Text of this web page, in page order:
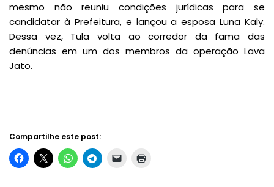
mesmo não reuniu condições jurídicas para se
candidatar à Prefeitura, e lançou a esposa Luna Kaly.
Dessa vez, Tula volta ao corredor da fama das
denúncias em um dos membros da operação Lava
Jato.
Compartilhe este post: